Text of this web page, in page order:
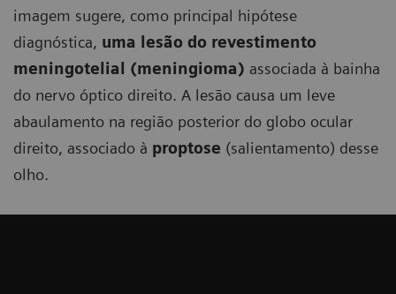
imagem sugere, como principal hipótese
diagnóstica, uma lesão do revestimento
meningotelial (meningioma) associada à bainha
do nervo óptico direito. A lesão causa um leve
abaulamento na região posterior do globo ocular
direito, associado à proptose (salientamento) desse
olho.